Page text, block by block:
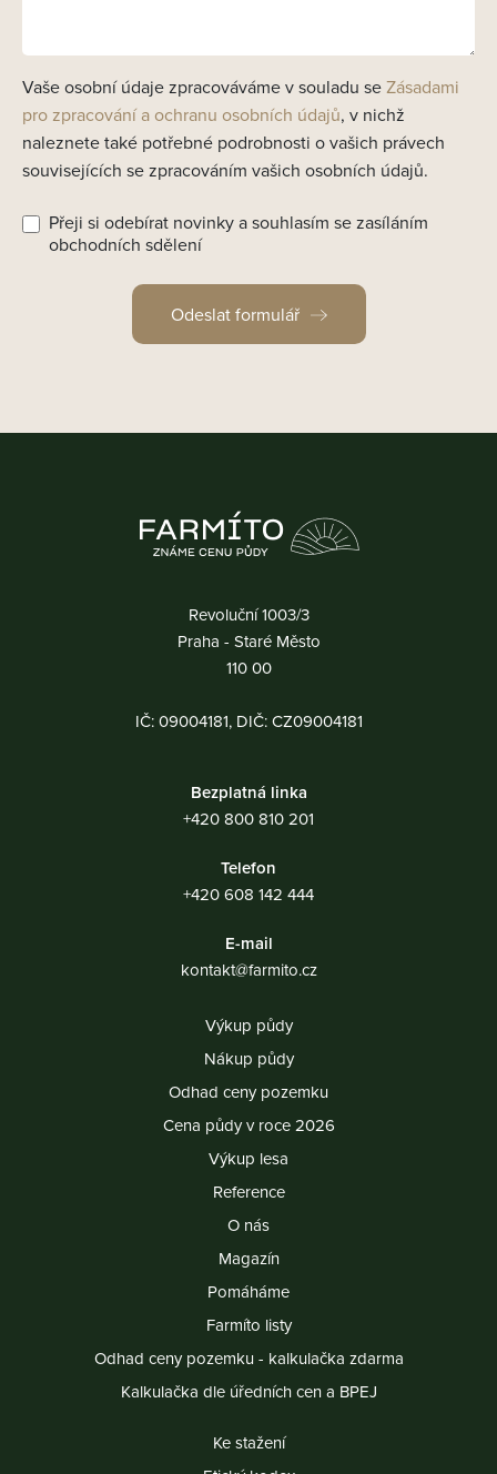
Vaše osobní údaje zpracováváme v souladu seZásadami
pro zpracování a ochranu osobních údajů, v nichž
naleznete také potřebné podrobnosti o vašich právech
souvisejících se zpracováním vašich osobních údajů.
Přeji si odebírat novinky a souhlasím se zasíláním
obchodních sdělení
Odeslat formulář
Revoluční 1003/3
Praha - Staré Město
110 00
IČ: 09004181, DIČ: CZ09004181
Výkup půdy
Nákup půdy
Odhad ceny pozemku
Cena půdy v roce 2026
Výkup lesa
Reference
O nás
Magazín
Pomáháme
Farmíto listy
Odhad ceny pozemku - kalkulačka zdarma
Kalkulačka dle úředních cen a BPEJ
Ke stažení
Bezplatná linka
+420 800 810 201
Telefon
+420 608 142 444
E-mail
kontakt@farmito.cz